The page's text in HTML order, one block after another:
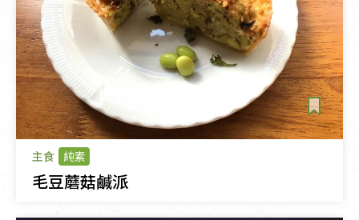
主食 純素
毛豆蘑菇鹹派